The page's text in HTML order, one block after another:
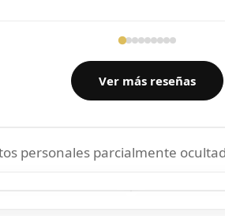
Ver más reseñas
personales parcialmente